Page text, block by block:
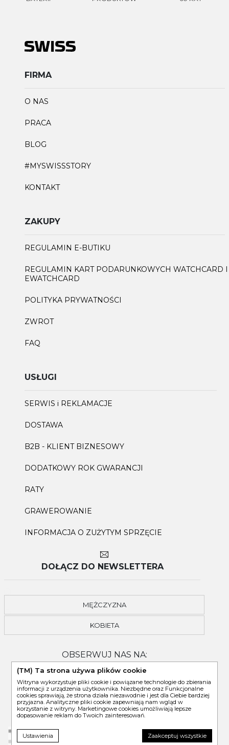
FIRMA
O NAS
PRACA
BLOG
#MYSWISSSTORY
KONTAKT
ZAKUPY
REGULAMIN E-BUTIKU
REGULAMIN KART PODARUNKOWYCH WATCHCARD I
EWATCHCARD
POLITYKA PRYWATNOŚCI
ZWROT
FAQ
USŁUGI
SERWIS i REKLAMACJE
DOSTAWA
B2B - KLIENT BIZNESOWY
DODATKOWY ROK GWARANCJI
RATY
GRAWEROWANIE
INFORMACJA O ZUŻYTYM SPRZĘCIE
DOŁĄCZ DO NEWSLETTERA
MĘŻCZYZNA
KOBIETA
OBSERWUJ NAS NA:
(TM) Ta strona używa plików cookie
Witryna wykorzystuje pliki cookie i powiązane technologie do zbierania
informacji z urządzenia użytkownika. Niezbędne oraz Funkcjonalne
cookies sprawiają, że strona działa niezawodnie i jest dla Ciebie bardziej
przyjazna. Analityczne pliki cookie zapewniają nam wgląd w
korzystanie z witryny. Marketingowe cookies umożliwiają lepsze
dopasowanie reklam do Twoich zainteresowań.
Ustawienia Zaakceptuj wszystkie